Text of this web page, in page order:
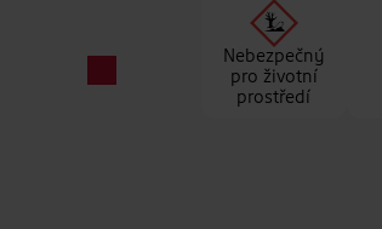
Nebezpečný
pro životní
prostředí